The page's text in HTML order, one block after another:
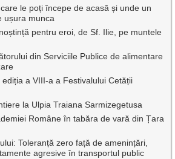
le poți începe de acasă și unde un
ușura munca
pentru eroi, de Sf. Ilie, pe muntele
din Serviciile Publice de alimentare
ediția a VIII-a a Festivalului Cetății
la Ulpia Traiana Sarmizegetusa
Române în tabăra de vară din Țara
Toleranță zero față de amenințări,
agresive în transportul public